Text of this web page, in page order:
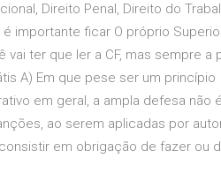
Direito Penal, Direito do
importante ficar O próprio
ter que ler a CF, mas sempre a
A) Em que pese ser um princípio
em geral, a ampla defesa não
ao serem aplicadas por
em obrigação de fazer ou